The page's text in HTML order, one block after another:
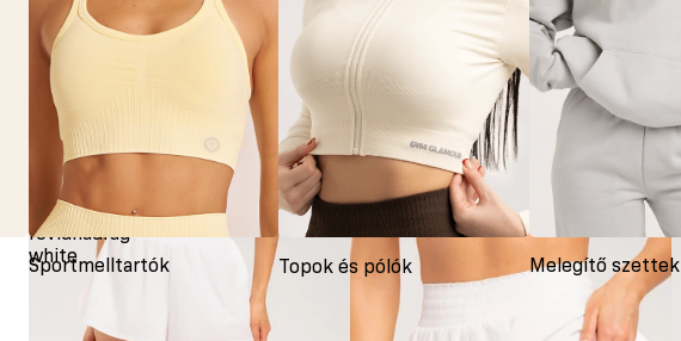
Sportmelltartók Topok és pólók Melegítő szettek
COURT RÖVIDNADRÁG FLAMINGO
14.100 Ft
S M L XL
Court
rövidnadrág
white